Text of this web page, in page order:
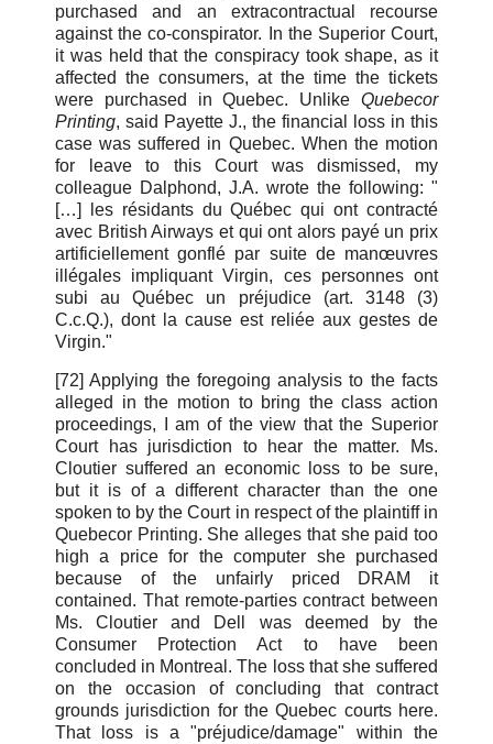
purchased and an extracontractual recourse
against the co-conspirator. In the Superior Court,
it was held that the conspiracy took shape, as it
affected the consumers, at the time the tickets
were purchased in Quebec. Unlike Quebecor
Printing, said Payette J., the financial loss in this
case was suffered in Quebec. When the motion
for leave to this Court was dismissed, my
colleague Dalphond, J.A. wrote the following: "
[…] les résidants du Québec qui ont contracté
avec British Airways et qui ont alors payé un prix
artificiellement gonflé par suite de manœuvres
illégales impliquant Virgin, ces personnes ont
subi au Québec un préjudice (art. 3148 (3)
C.c.Q.), dont la cause est reliée aux gestes de
Virgin."
[72] Applying the foregoing analysis to the facts
alleged in the motion to bring the class action
proceedings, I am of the view that the Superior
Court has jurisdiction to hear the matter. Ms.
Cloutier suffered an economic loss to be sure,
but it is of a different character than the one
spoken to by the Court in respect of the plaintiff in
Quebecor Printing. She alleges that she paid too
high a price for the computer she purchased
because of the unfairly priced DRAM it
contained. That remote-parties contract between
Ms. Cloutier and Dell was deemed by the
Consumer Protection Act to have been
concluded in Montreal. The loss that she suffered
on the occasion of concluding that contract
grounds jurisdiction for the Quebec courts here.
That loss is a "préjudice/damage" within the